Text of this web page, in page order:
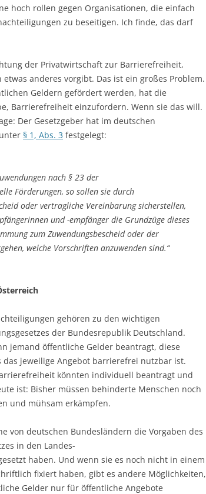
hoch rollen gegen Organisationen, die einfach
zu beseitigen. Ich finde, das darf
der Privatwirtschaft zur Barrierefreiheit,
anderes vorgibt. Das ist ein großes Problem.
Geldern gefördert werden, hat die
Barrierefreiheit einzufordern. Wenn sie das will.
Der Gesetzgeber hat im deutschen
§ 1, Abs. 3 festgelegt:
nach § 23 der
Förderungen, so sollen sie durch
oder vertragliche Vereinbarung sicherstellen,
und -empfänger die Grundzüge dieses
zum Zuwendungsbescheid oder der
welche Vorschriften anzuwenden sind.“
gehören zu den wichtigen
der Bundesrepublik Deutschland.
jemand öffentliche Gelder beantragt, diese
das jeweilige Angebot barrierefrei nutzbar ist.
könnten individuell beantragt und
ist: Bisher müssen behinderte Menschen noch
und mühsam erkämpfen.
von deutschen Bundesländern die Vorgaben des
in den Landes-
haben. Und wenn sie es noch nicht in einem
fixiert haben, gibt es andere Möglichkeiten,
Gelder nur für öffentliche Angebote